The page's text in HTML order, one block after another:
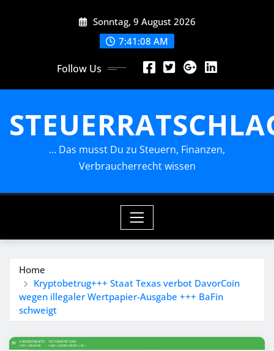
Sonntag, 9 August 2026
7:41:08 AM
Follow Us
… Das musst Du zu Steuern, Finanzen,
Verbraucherrecht wissen
Home
Kryptobetrug+++ Staat Texas verbot DavorCoin
wegen illegaler Wertpapier-Ausgabe +++ BaFin
schweigt